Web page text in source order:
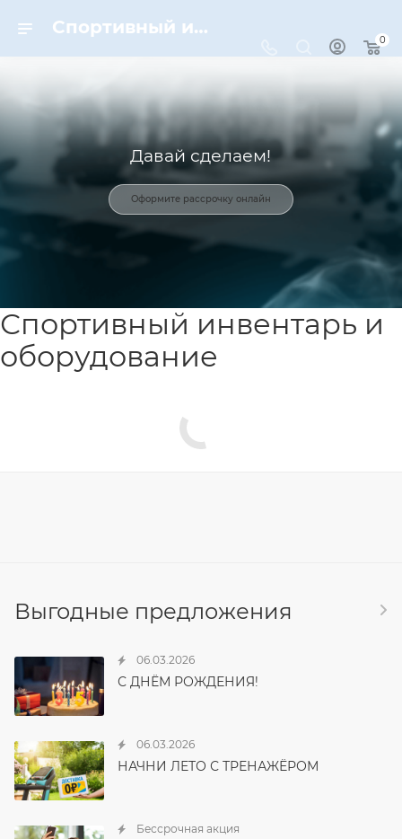
Спортивный инвентарь и оборудование для спорта в Москве | Dynamic-Sport
0
Давай сделаем!
Оформите рассрочку онлайн
Спортивный инвентарь и
оборудование
Выгодные предложения
06.03.2026
С ДНЁМ РОЖДЕНИЯ!
06.03.2026
НАЧНИ ЛЕТО С ТРЕНАЖЁРОМ
Бессрочная акция